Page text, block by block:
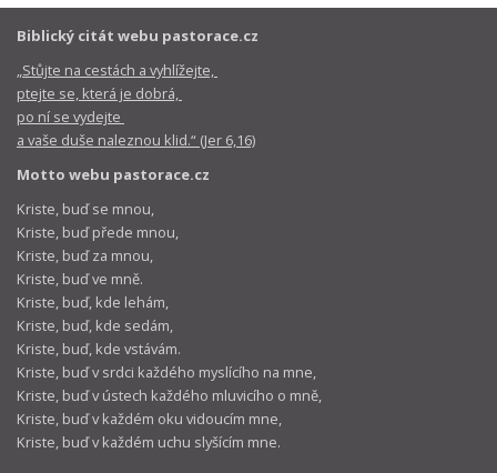
Biblický citát webu pastorace.cz
„Stůjte na cestách a vyhlížejte,
ptejte se, která je dobrá,
po ní se vydejte
a vaše duše naleznou klid.“ (Jer 6,16)
Motto webu pastorace.cz
Kriste, buď se mnou,
Kriste, buď přede mnou,
Kriste, buď za mnou,
Kriste, buď ve mně.
Kriste, buď, kde lehám,
Kriste, buď, kde sedám,
Kriste, buď, kde vstávám.
Kriste, buď v srdci každého myslícího na mne,
Kriste, buď v ústech každého mluvicího o mně,
Kriste, buď v každém oku vidoucím mne,
Kriste, buď v každém uchu slyšícím mne.